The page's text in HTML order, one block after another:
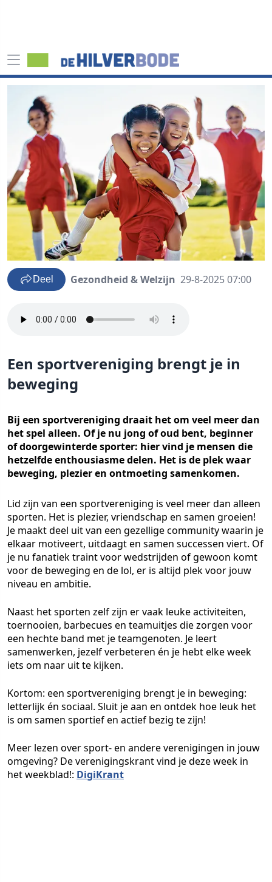
Deel Gezondheid & Welzijn 29-8-2025 07:00
Een sportvereniging brengt je in
beweging
Bij een sportvereniging draait het om veel meer dan
het spel alleen. Of je nu jong of oud bent, beginner
of doorgewinterde sporter: hier vind je mensen die
hetzelfde enthousiasme delen. Het is de plek waar
beweging, plezier en ontmoeting samenkomen.
Lid zijn van een sportvereniging is veel meer dan alleen
sporten. Het is plezier, vriendschap en samen groeien!
Je maakt deel uit van een gezellige community waarin je
elkaar motiveert, uitdaagt en samen successen viert. Of
je nu fanatiek traint voor wedstrijden of gewoon komt
voor de beweging en de lol, er is altijd plek voor jouw
niveau en ambitie.
Naast het sporten zelf zijn er vaak leuke activiteiten,
toernooien, barbecues en teamuitjes die zorgen voor
een hechte band met je teamgenoten. Je leert
samenwerken, jezelf verbeteren én je hebt elke week
iets om naar uit te kijken.
Kortom: een sportvereniging brengt je in beweging:
letterlijk én sociaal. Sluit je aan en ontdek hoe leuk het
is om samen sportief en actief bezig te zijn!
Meer lezen over sport- en andere verenigingen in jouw
omgeving? De verenigingskrant vind je deze week in
het weekblad!: DigiKrant